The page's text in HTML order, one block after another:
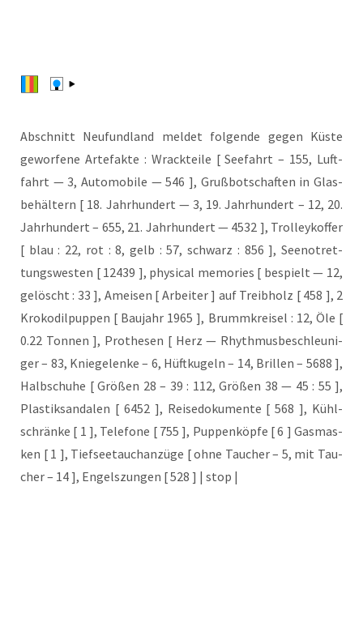
Abschnitt Neu­fund­land mel­det fol­gen­de gegen Küs­te
gewor­fe­ne Arte­fak­te : Wrack­tei­le [ See­fahrt – 155, Luft­
fahrt — 3, Auto­mo­bi­le — 546 ], Gruß­bot­schaf­ten in Glas­
be­häl­tern [ 18. Jahr­hun­dert — 3, 19. Jahr­hun­dert – 12, 20.
Jahr­hun­dert – 655, 21. Jahr­hun­dert — 4532 ], Trol­ley­kof­fer
[ blau : 22, rot : 8, gelb : 57, schwarz : 856 ], See­not­ret­
tungs­wes­ten [ 12439 ], phy­si­cal memo­ries [ bespielt — 12,
gelöscht : 33 ], Amei­sen [ Arbei­ter ] auf Treib­holz [ 458 ], 2
Kro­ko­dil­pup­pen [ Bau­jahr 1965 ], Brumm­krei­sel : 12, Öle [
0.22 Ton­nen ], Pro­the­sen [ Herz — Rhyth­mus­be­schleu­ni­
ger – 83, Knie­ge­len­ke – 6, Hüft­ku­geln – 14, Bril­len – 5688 ],
Halb­schu­he [ Grö­ßen 28 – 39 : 112, Grö­ßen 38 — 45 : 55 ],
Plas­tik­san­da­len [ 6452 ], Rei­se­do­ku­men­te [ 568 ], Kühl­
schrän­ke [ 1 ], Tele­fo­ne [ 755 ], Pup­pen­köp­fe [ 6 ] Gas­mas­
ken [ 1 ], Tief­see­tauch­an­zü­ge [ ohne Tau­cher – 5, mit Tau­
cher – 14 ], Engels­zun­gen [ 528 ] | stop |